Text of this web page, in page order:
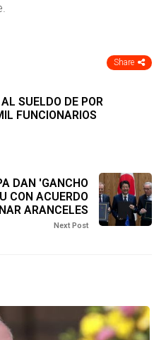
Share
SUELDO DE POR
FUNCIONARIOS
DAN 'GANCHO
CON ACUERDO
ARANCELES
Next Post